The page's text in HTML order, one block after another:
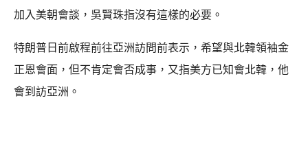
加入美朝會談，吳賢珠指沒有這樣的必要。
特朗普日前啟程前往亞洲訪問前表示，希望與北韓領袖金
正恩會面，但不肯定會否成事，又指美方已知會北韓，他
會到訪亞洲。